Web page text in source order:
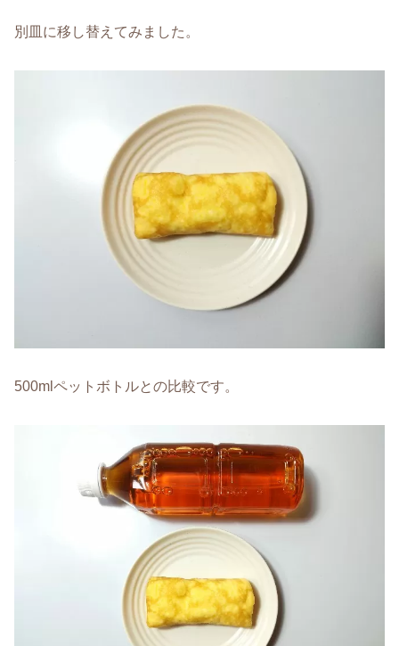
別皿に移し替えてみました。
500mlペットボトルとの比較です。